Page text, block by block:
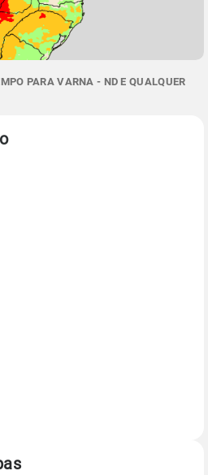
PARA VARNA - ND E QUALQUER